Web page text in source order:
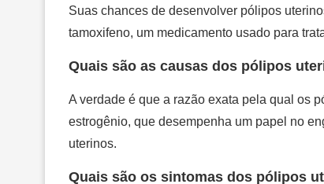
Suas chances de desenvolver pólipos
tamoxifeno, um medicamento usado para
Quais são as causas dos pólipos
A verdade é que a razão exata pela qual os
estrogênio, que desempenha um papel no
uterinos.
Quais são os sintomas dos pólipos